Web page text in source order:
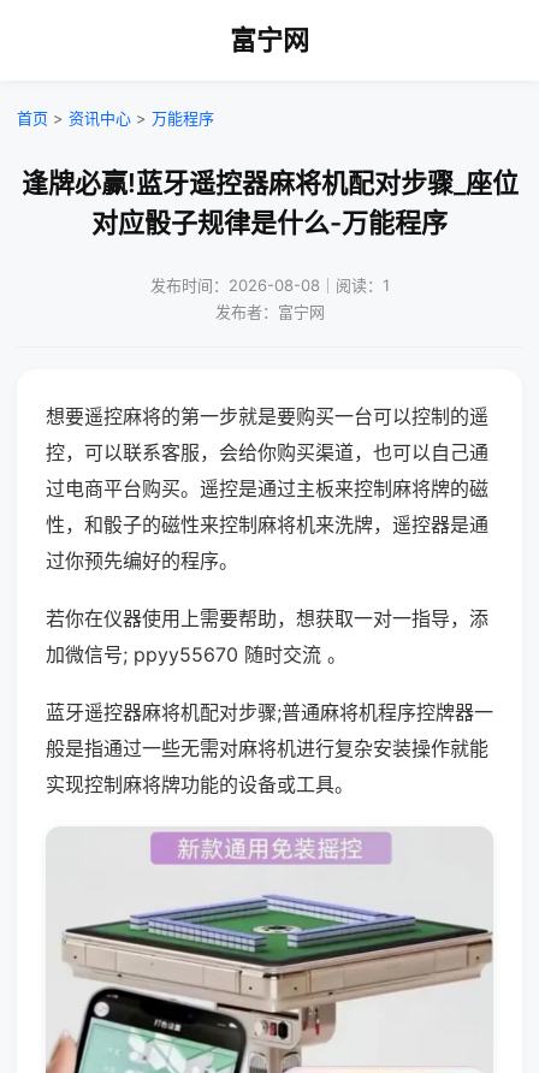
富宁网
首页 > 资讯中心 > 万能程序
逢牌必赢!蓝牙遥控器麻将机配对步骤_座位
对应骰子规律是什么-万能程序
发布时间：2026-08-08｜阅读：1
发布者：富宁网
想要遥控麻将的第一步就是要购买一台可以控制的遥
控，可以联系客服，会给你购买渠道，也可以自己通
过电商平台购买。遥控是通过主板来控制麻将牌的磁
性，和骰子的磁性来控制麻将机来洗牌，遥控器是通
过你预先编好的程序。
若你在仪器使用上需要帮助，想获取一对一指导，添
加微信号; ppyy55670 随时交流 。
蓝牙遥控器麻将机配对步骤;普通麻将机程序控牌器一
般是指通过一些无需对麻将机进行复杂安装操作就能
实现控制麻将牌功能的设备或工具。